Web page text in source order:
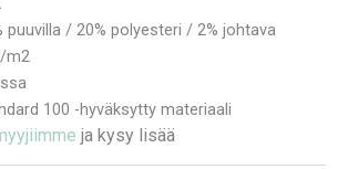
puuvilla / 20% polyesteri / 2% johtava
m2
100 -hyväksytty materiaali
ja kysy lisää